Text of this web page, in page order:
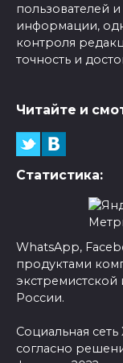
пользователей
информации,
контроля
точность и
Читайте и
Статистика:
WhatsApp,
продуктами
России.
Социальная
согласно